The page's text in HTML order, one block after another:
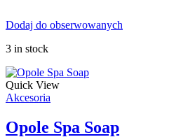
Dodaj do obserwowanych
3 in stock
Quick View
Akcesoria
Opole Spa Soap